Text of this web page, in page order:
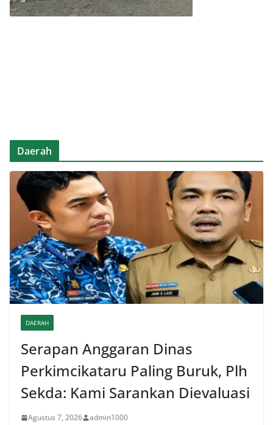
Daerah
DAERAH
Serapan Anggaran Dinas
Perkimcikataru Paling Buruk, Plh
Sekda: Kami Sarankan Dievaluasi
Agustus 7, 2026 admin1000